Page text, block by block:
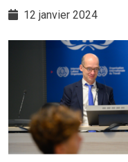
12 janvier 2024